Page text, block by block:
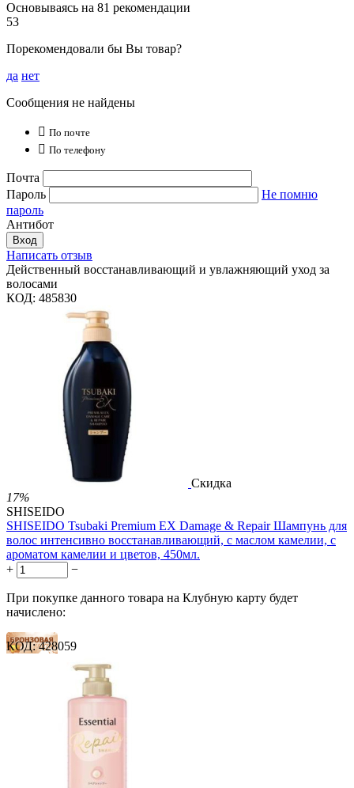
Основываясь на 81 рекомендации
53
Порекомендовали бы Вы товар?
да нет
Сообщения не найдены
 По почте
 По телефону
Почта
Пароль
Не помню
пароль
Антибот
Вход
Написать отзыв
Действенный восстанавливающий и увлажняющий уход за
волосами
КОД: 485830
Скидка
17%
SHISEIDO
SHISEIDO Tsubaki Premium EX Damage & Repair Шампунь для
волос интенсивно восстанавливающий, с маслом камелии, с
ароматом камелии и цветов, 450мл.
+
−
При покупке данного товара на Клубную карту будет
начислено:
20 баллов
33 балла
1 578.00 Р
за 1.00 мл
КОД: 428059